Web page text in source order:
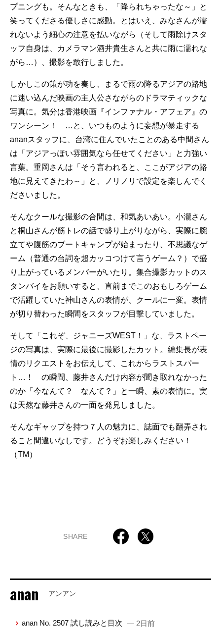
プニングも。そんなときも、「降られちゃったな～」と
笑ってくださる優しさに感動。とはいえ、みなさんが濡
れないよう細心の注意を払いながら（そして雨除けスタ
ッフ自身は、カメラマン酒井貴生さんと共に雨に濡れな
がら…）、撮影を敢行しました。
しかしこの策が功を奏し、まるで雨の降るアジアの路地
に迷い込んだ映画の主人公さながらのドラマティックな
写真に。気分は香港映画『インファナル・アフェア』の
ワンシーン！ …と、いつものように妄想が暴走する
ananスタッフに、台湾に住んでいたことのある中間さん
は「アジアっぽい雰囲気なら任せてください」と力強い
言葉。重岡さんは「そう言われると、ここがアジアの路
地に見えてきたわ～」と、ノリノリで設定を楽しんでく
ださいました。
そんなクールな撮影の合間は、和気あいあい。小瀧さん
と桐山さんが筋トレの話で盛り上がりながら、実際に腕
立てや腹筋のブートキャンプが始まったり、不思議なゲ
ーム（普通の台詞を超カッコつけて言うゲーム？）で盛
り上がっているメンバーがいたり。集合撮影カットのス
タンバイをお願いすると、直前までこのおもしろゲーム
で活躍していた神山さんの表情が、クールに一変。表情
が切り替わった瞬間をスタッフが目撃していました。
そして「これぞ、ジャニーズWEST！」な、ラストペー
ジの写真は、実際に最後に撮影したカット。編集長が表
情のリクエストをお伝えして、これからラストスパー
ト…！ の瞬間、藤井さんだけ内容が聞き取れなかった
のか「今なんて？ なんて？」と一瞬、素の表情に。実
は天然な藤井さんの一面を発見しました。
そんなギャップを持つ７人の魅力に、誌面でも翻弄され
ること間違いなしです。どうぞお楽しみください！
（TM）
SHARE
anan アンアン
anan No. 2507 試し読みと目次 — 2日前